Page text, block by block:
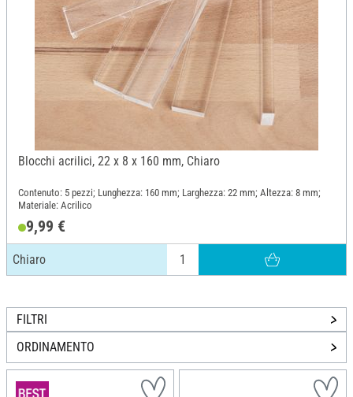
Blocchi acrilici, 22 x 8 x 160 mm, Chiaro
Contenuto: 5 pezzi; Lunghezza: 160 mm; Larghezza: 22 mm; Altezza: 8 mm;
Materiale: Acrilico
9,99 €
Chiaro
FILTRI
ORDINAMENTO